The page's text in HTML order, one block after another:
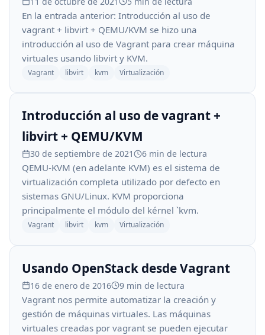
En la entrada anterior: Introducción al uso de
vagrant + libvirt + QEMU/KVM se hizo una
introducción al uso de Vagrant para crear máquina
virtuales usando libvirt y KVM.
Vagrant libvirt kvm Virtualización
Introducción al uso de vagrant +
libvirt + QEMU/KVM
30 de septiembre de 2021 6 min de lectura
QEMU-KVM (en adelante KVM) es el sistema de
virtualización completa utilizado por defecto en
sistemas GNU/Linux. KVM proporciona
principalmente el módulo del kérnel `kvm.
Vagrant libvirt kvm Virtualización
Usando OpenStack desde Vagrant
16 de enero de 2016 9 min de lectura
Vagrant nos permite automatizar la creación y
gestión de máquinas virtuales. Las máquinas
virtuales creadas por vagrant se pueden ejecutar